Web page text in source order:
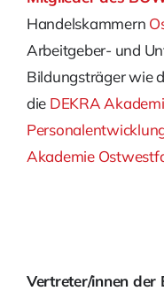
Handelskammern
Arbeitgeber- und
Bildungsträger wie
die DEKRA
Akademie
Vertreter/innen der